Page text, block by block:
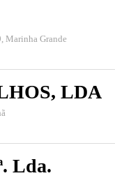
Marinha Grande
LDA
Lda.